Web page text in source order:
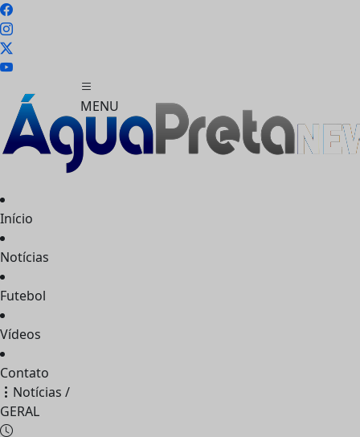
MENU
Início
Notícias
Futebol
Vídeos
Contato
Notícias /
GERAL